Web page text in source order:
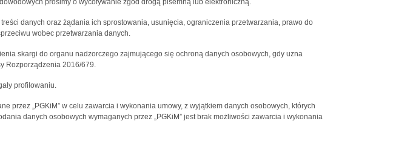
prosimy o wycofywanie zgód drogą pisemną lub elektroniczną.
danych oraz żądania ich sprostowania, usunięcia, ograniczenia przetwarzania, prawo do
wobec przetwarzania danych.
skargi do organu nadzorczego zajmującego się ochroną danych osobowych, gdy uzna
Rozporządzenia 2016/679.
profilowaniu.
przez „PGKiM” w celu zawarcia i wykonania umowy, z wyjątkiem danych osobowych, których
danych osobowych wymaganych przez „PGKiM” jest brak możliwości zawarcia i wykonania